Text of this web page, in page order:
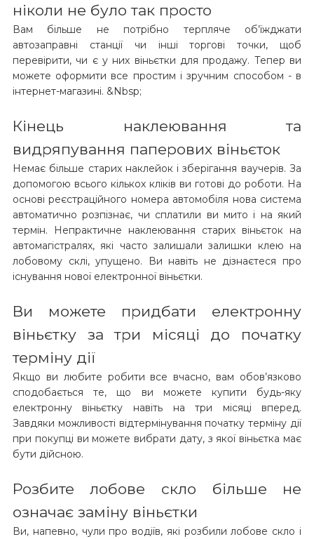
ніколи не було так просто
Вам більше не потрібно терпляче об’їжджати
автозаправні станції чи інші торгові точки, щоб
перевірити, чи є у них віньєтки для продажу. Тепер ви
можете оформити все простим і зручним способом - в
інтернет-магазині. &Nbsp;
Кінець наклеювання та
видряпування паперових віньєток
Немає більше старих наклейок і зберігання ваучерів. За
допомогою всього кількох кліків ви готові до роботи. На
основі реєстраційного номера автомобіля нова система
автоматично розпізнає, чи сплатили ви мито і на який
термін. Непрактичне наклеювання старих віньєток на
автомагістралях, які часто залишали залишки клею на
лобовому склі, упущено. Ви навіть не дізнаєтеся про
існування нової електронної віньєтки.
Ви можете придбати електронну
віньєтку за три місяці до початку
терміну дії
Якщо ви любите робити все вчасно, вам обов’язково
сподобається те, що ви можете купити будь-яку
електронну віньєтку навіть на три місяці вперед.
Завдяки можливості відтермінування початку терміну дії
при покупці ви можете вибрати дату, з якої віньєтка має
бути дійсною.
Розбите лобове скло більше не
означає заміну віньєтки
Ви, напевно, чули про водіїв, які розбили лобове скло і